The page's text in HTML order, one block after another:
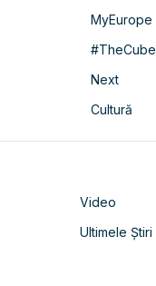
MyEurope
#TheCube
Next
Cultură
Video
Ultimele Știri